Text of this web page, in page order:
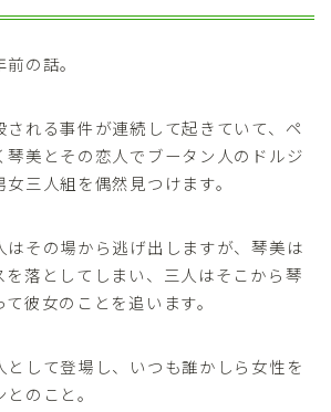
の話。
れる事件が連続して起きていて、ペ
琴美とその恋人でブータン人のドルジ
三人組を偶然見つけます。
はその場から逃げ出しますが、琴美は
を落としてしまい、三人はそこから琴
彼女のことを追います。
して登場し、いつも誰かしら女性を
のこと。